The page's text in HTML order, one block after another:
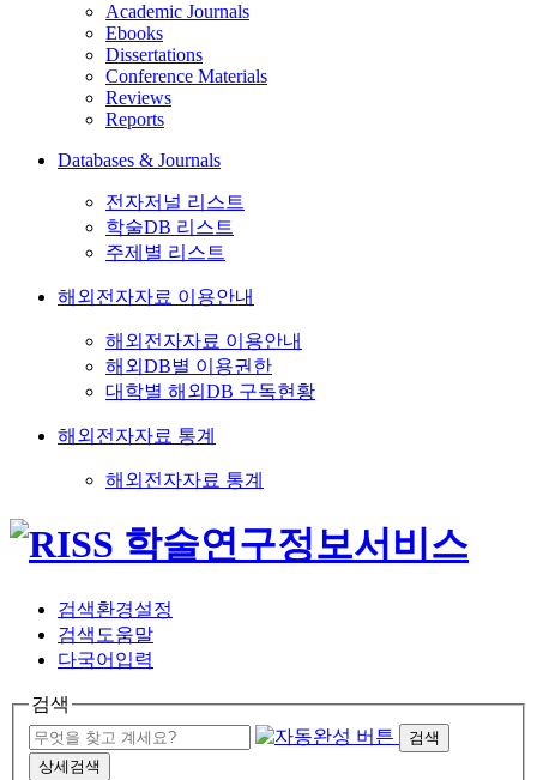
Academic Journals
Ebooks
Dissertations
Conference Materials
Reviews
Reports
Databases & Journals
전자저널 리스트
학술DB 리스트
주제별 리스트
해외전자자료 이용안내
해외전자자료 이용안내
해외DB별 이용권한
대학별 해외DB 구독현황
해외전자자료 통계
해외전자자료 통계
검색환경설정
검색도움말
다국어입력
검색
검색
상세검색